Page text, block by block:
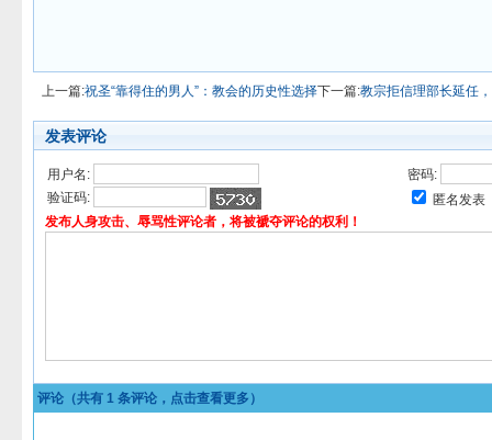
上一篇:祝圣“靠得住的男人”：教会的历史性选择下一篇:教宗拒信理部长延任
发表评论
用户名:
密码:
验证码:
匿名发表
发布人身攻击、辱骂性评论者，将被褫夺评论的权利！
评论（共有 1 条评论，点击查看更多）